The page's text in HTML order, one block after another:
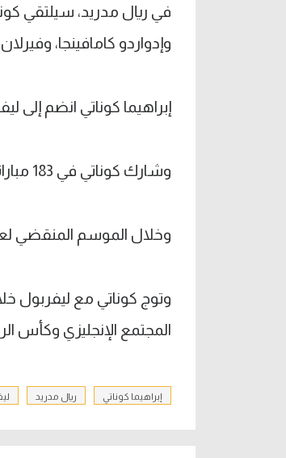
في ريال مدريد، سيلتقي
وإدواردو كامافينجا،
إبراهيما كوناتي انضم إلى ليفربول في 2021
وشارك كوناتي في 183 مباراة بقميص ليفربول وتمكن من تسجيل 7 أهداف وصناعة 4 آخرين.
وخلال الموسم المنقضي لعب كوناتي 51 مباراة بقميص
المجتمع الإنجليزي وكأس
إبراهيما كوناتي ريال مدريد